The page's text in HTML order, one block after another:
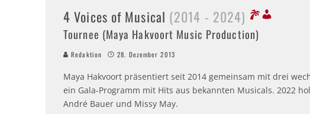
4 Voices of Musical (2014 - 2024)
Tournee (Maya Hakvoort Music Production)
Redaktion 28. Dezember 2013
Maya Hakvoort präsentiert seit 2014 gemeinsam mit drei
ein Gala-Programm mit Hits aus bekannten Musicals. 2022
André Bauer und Missy May.